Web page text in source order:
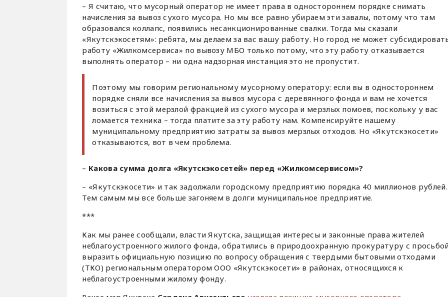
– Я считаю, что мусорный оператор не имеет права в одностороннем порядке снимать
начисления за вывоз сухого мусора. Но мы все равно убираем эти завалы, потому что там
образовался коллапс, появились несанкционированные свалки. Тогда мы сказали
«Якутскэкосетям»: ребята, мы делаем за вас вашу работу. Но город не может
работу «Жилкомсервиса» по вывозу МБО только потому, что эту работу отказывается
выполнять оператор – ни одна надзорная инстанция это не пропустит.
Поэтому мы говорим региональному мусорному оператору: если вы в одностороннем
порядке сняли все начисления за вывоз мусора с деревянного фонда и вам не хочется
возиться с этой мерзлой фракцией из сухого мусора и мерзлых помоев, поскольку у вас
ломается техника – тогда платите за эту работу нам. Компенсируйте нашему
муниципальному предприятию затраты за вывоз мерзлых отходов. Но «Якутскэкосети»
отказываются, вот в чем проблема.
– Какова сумма долга «Якутскэкосетей» перед «Жилкомсервисом»?
– «Якутскэкосети» и так задолжали городскому предприятию порядка 40 миллионов рублей.
Тем самым мы все больше загоняем в долги муниципальное предприятие.
***
Как мы ранее сообщали, власти Якутска, защищая интересы и законные права жителей
неблагоустроенного жилого фонда, обратились в природоохранную прокуратуру с
выразить официальную позицию по вопросу обращения с твердыми бытовыми отходами
(ТКО) региональным оператором ООО «Якутскэкосети» в районах, относящихся к
неблагоустроенными жилому фонду.